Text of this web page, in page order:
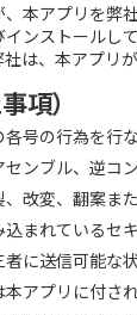
本アプリを弊
インストールし
は、本アプリ
項）
号の行為を行
ンブル、逆コ
改変、翻案ま
まれているセ
に送信可能な
アプリに付さ